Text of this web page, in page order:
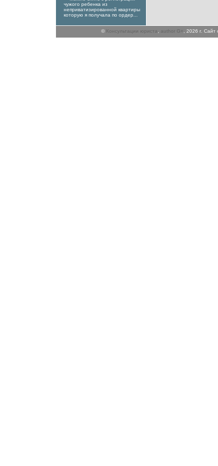
чужого ребенка из
неприватизированной квартиры
которую я получала по ордер...
© Консультации юриста author G+ , 2026 г.